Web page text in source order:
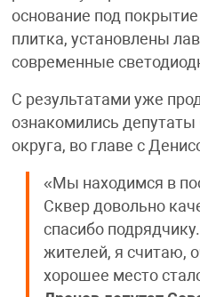
основание под
плитка, установлены
современные
С результатами уже
ознакомились
округа, во главе с
«Мы находимся в
Сквер довольно
спасибо
жителей, я считаю,
хорошее место